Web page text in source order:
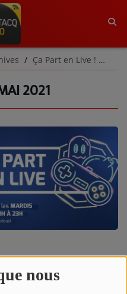
nous
Ça Part en Live ! | Archives
2021